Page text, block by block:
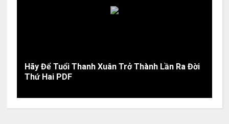
Hãy Để Tuổi Thanh Xuân Trở Thành Lần Ra Đời
Thứ Hai PDF